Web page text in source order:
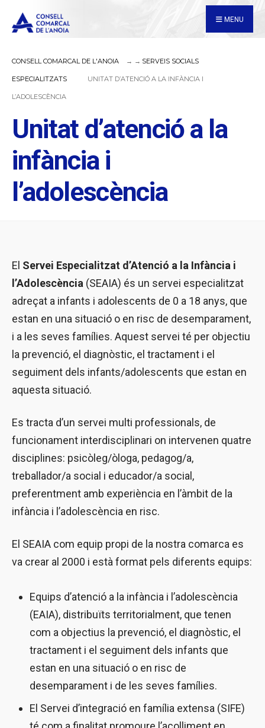
MENU
CONSELL COMARCAL DE L'ANOIA SERVEIS SOCIALS
ESPECIALITZATS UNITAT D’ATENCIÓ A LA INFÀNCIA I
L’ADOLESCÈNCIA
Unitat d’atenció a la
infància i
l’adolescència
El Servei Especialitzat d’Atenció a la Infància i
l’Adolescència (SEAIA) és un servei especialitzat
adreçat a infants i adolescents de 0 a 18 anys, que
estan en una situació o en risc de desemparament,
i a les seves famílies. Aquest servei té per objectiu
la prevenció, el diagnòstic, el tractament i el
seguiment dels infants/adolescents que estan en
aquesta situació.
Es tracta d’un servei multi professionals, de
funcionament interdisciplinari on intervenen quatre
disciplines: psicòleg/òloga, pedagog/a,
treballador/a social i educador/a social,
preferentment amb experiència en l’àmbit de la
infància i l’adolescència en risc.
El SEAIA com equip propi de la nostra comarca es
va crear al 2000 i està format pels diferents equips:
Equips d’atenció a la infància i l’adolescència
(EAIA), distribuïts territorialment, que tenen
com a objectius la prevenció, el diagnòstic, el
tractament i el seguiment dels infants que
estan en una situació o en risc de
desemparament i de les seves famílies.
El Servei d’integració en família extensa (SIFE)